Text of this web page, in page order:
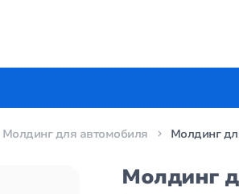
Молдинг для автомобиля Молдинг
Молдинг